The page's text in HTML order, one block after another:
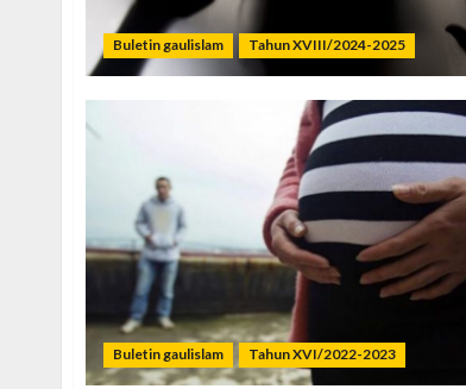
Buletin gaulislam Tahun XVIII/2024-2025
Buletin gaulislam Tahun XVI/2022-2023